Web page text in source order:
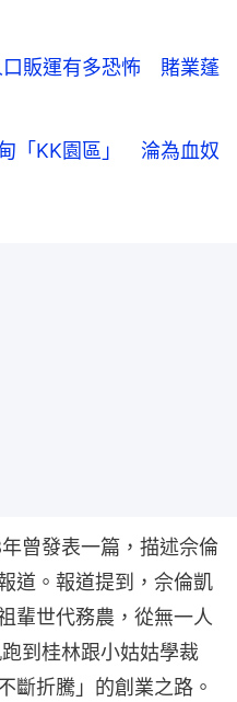
口販運有多恐怖 賭業蓬
「KK園區」 淪為血奴
曾發表一篇，描述佘倫
道。報道提到，佘倫凱
輩世代務農，從無一人
到桂林跟小姑姑學裁
斷折騰」的創業之路。